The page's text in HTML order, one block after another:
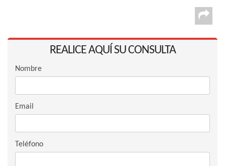
REALICE AQUÍ SU CONSULTA
Nombre
Email
Teléfono